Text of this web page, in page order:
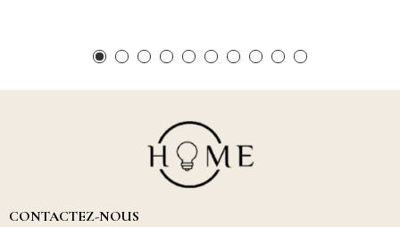
CONTACTEZ-NOUS